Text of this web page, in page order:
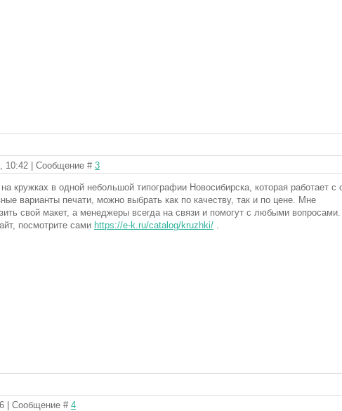
10:42 | Сообщение # 3
кружках в одной небольшой типографии Новосибирска, которая работает с
варианты печати, можно выбрать как по качеству, так и по цене. Мне
свой макет, а менеджеры всегда на связи и помогут с любыми
посмотрите сами https://e-k.ru/catalog/kruzhki/ .
| Сообщение # 4